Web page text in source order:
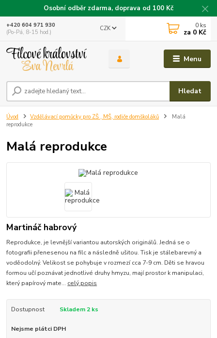
Osobní odběr zdarma, doprava od 100 Kč
Menu
CZK
Hledat
+420 604 971 930
(Po-Pá, 8-15 hod.)
0 ks
za 0 Kč
Úvod Vzdělávací pomůcky pro ZŠ , MŠ, rodiče domškoláků
Malá
reprodukce
Malá reprodukce
Martináč habrový
Reprodukce, je levnější variantou autorských originálů. Jedná se o
fotografii přenesenou na filc a následně ušitou. Tisk je stálebarevný a
voděodolný. Velikost se pohybuje v rozmezí cca 7-9 cm. Děti se hravou
formou učí poznávat jednotlivé druhy hmyzu, mají prostor k manipulaci,
který papírový mate... celý popis
Dostupnost Skladem 2 ks
Nejsme plátci DPH